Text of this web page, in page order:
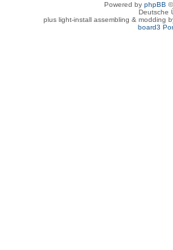
Powered by phpBB
Deutsche
plus light-install assembling & modding
board3